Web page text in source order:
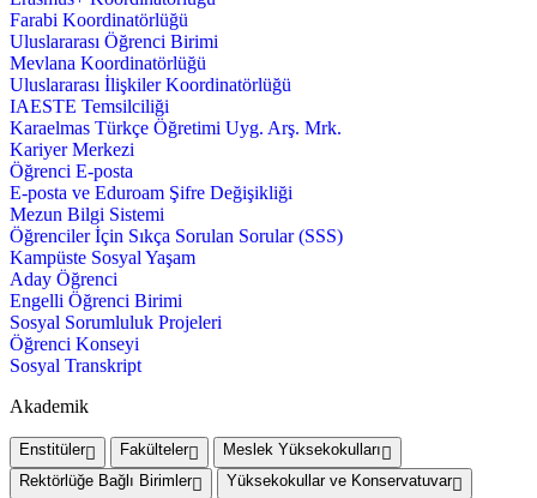
Farabi Koordinatörlüğü
Uluslararası Öğrenci Birimi
Mevlana Koordinatörlüğü
Uluslararası İlişkiler Koordinatörlüğü
IAESTE Temsilciliği
Karaelmas Türkçe Öğretimi Uyg. Arş. Mrk.
Kariyer Merkezi
Öğrenci E-posta
E-posta ve Eduroam Şifre Değişikliği
Mezun Bilgi Sistemi
Öğrenciler İçin Sıkça Sorulan Sorular (SSS)
Kampüste Sosyal Yaşam
Aday Öğrenci
Engelli Öğrenci Birimi
Sosyal Sorumluluk Projeleri
Öğrenci Konseyi
Sosyal Transkript
Akademik
Enstitüler Fakülteler
Meslek Yüksekokulları
Rektörlüğe Bağlı Birimler
Yüksekokullar ve Konservatuvar